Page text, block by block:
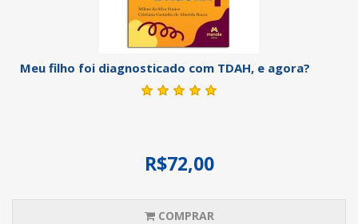
Meu filho foi diagnosticado com TDAH, e agora?
R$72,00
COMPRAR